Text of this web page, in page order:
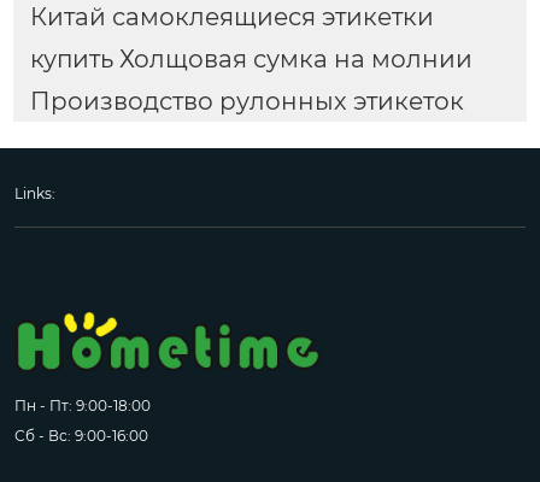
Китай самоклеящиеся этикетки
купить Холщовая сумка на молнии
Производство рулонных этикеток
Links:
Пн - Пт: 9:00-18:00
Сб - Вс: 9:00-16:00